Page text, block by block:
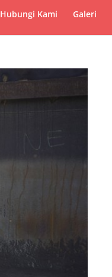
Hubungi Kami Galeri